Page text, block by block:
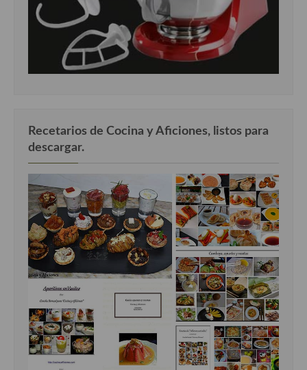
Recetarios de Cocina y Aficiones, listos para
descargar.